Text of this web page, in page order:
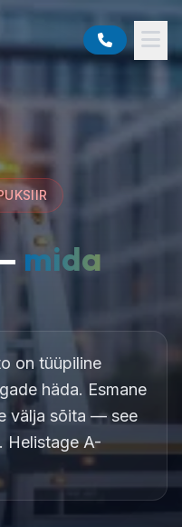
mida
on tüüpiline
häda. Esmane
välja sõita — see
Helistage A-